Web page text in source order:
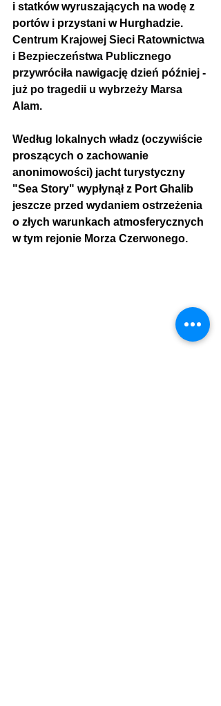
i statków wyruszających na wodę z
portów i przystani w Hurghadzie.
Centrum Krajowej Sieci Ratownictwa
i Bezpieczeństwa Publicznego
przywróciła nawigację dzień później -
już po tragedii u wybrzeży Marsa
Alam.
Według lokalnych władz (oczywiście
proszących o zachowanie
anonimowości) jacht turystyczny
"Sea Story" wypłynął z Port Ghalib
jeszcze przed wydaniem ostrzeżenia
o złych warunkach atmosferycznych
w tym rejonie Morza Czerwonego.